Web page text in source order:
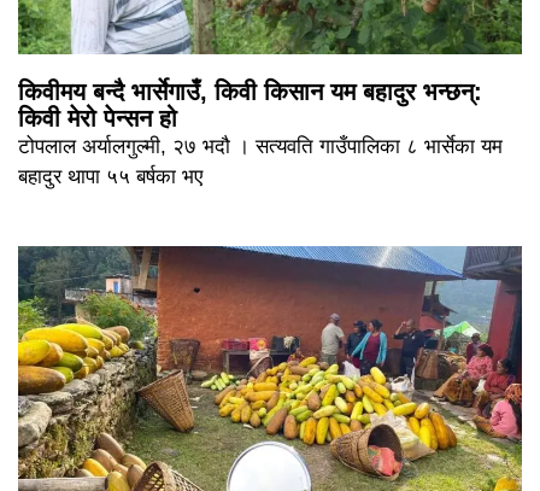
किवीमय बन्दै भार्सेगाउँ, किवी किसान यम बहादुर भन्छन्:
किवी मेरो पेन्सन हो
टोपलाल अर्यालगुल्मी, २७ भदौ । सत्यवति गाउँपालिका ८ भार्सेका यम
बहादुर थापा ५५ बर्षका भए